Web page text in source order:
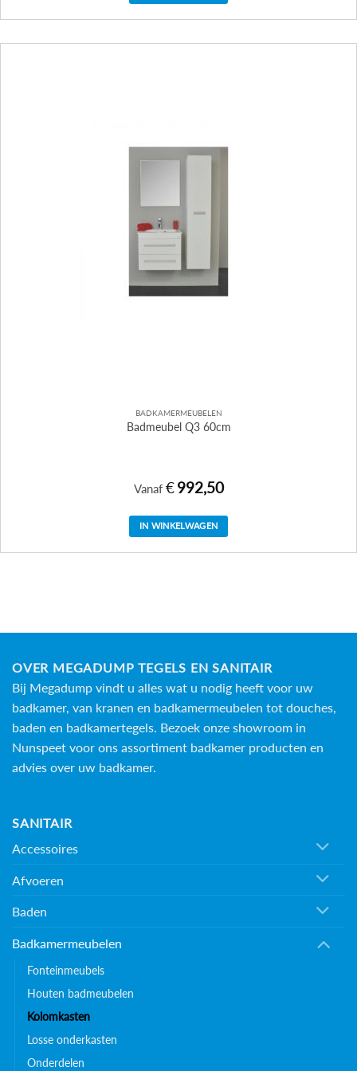
BADKAMERMEUBELEN
Badmeubel Q3 60cm
Vanaf € 992,50
IN WINKELWAGEN
kan
worden
op
de
productpagina
OVER MEGADUMP TEGELS EN SANITAIR
Bij Megadump vindt u alles wat u nodig heeft voor uw
badkamer, van kranen en badkamermeubelen tot douches,
baden en badkamertegels. Bezoek onze showroom in
Nunspeet voor ons assortiment badkamer producten en
advies over uw badkamer.
SANITAIR
Accessoires
Afvoeren
Baden
Badkamermeubelen
Fonteinmeubels
Houten badmeubelen
Kolomkasten
Losse onderkasten
Onderdelen